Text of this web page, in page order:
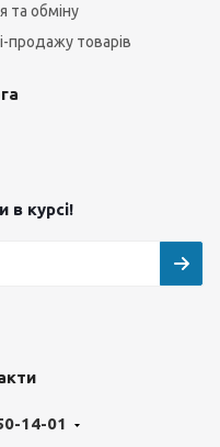
та обміну
продажу товарів
в курсі!
14-01